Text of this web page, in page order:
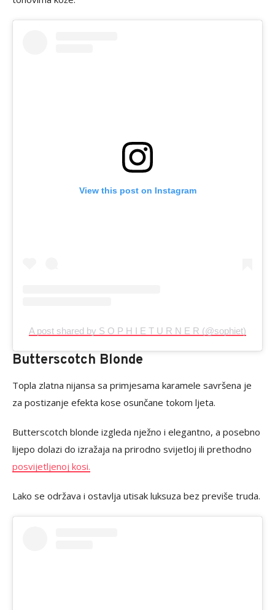
View this post on Instagram
A post shared by S O P H I E T U R N E R (@sophiet)
Butterscotch Blonde
Topla zlatna nijansa sa primjesama karamele savršena je
za postizanje efekta kose osunčane tokom ljeta.
Butterscotch blonde izgleda nježno i elegantno, a posebno
lijepo dolazi do izražaja na prirodno svijetloj ili prethodno
posvijetljenoj kosi.
Lako se održava i ostavlja utisak luksuza bez previše truda.